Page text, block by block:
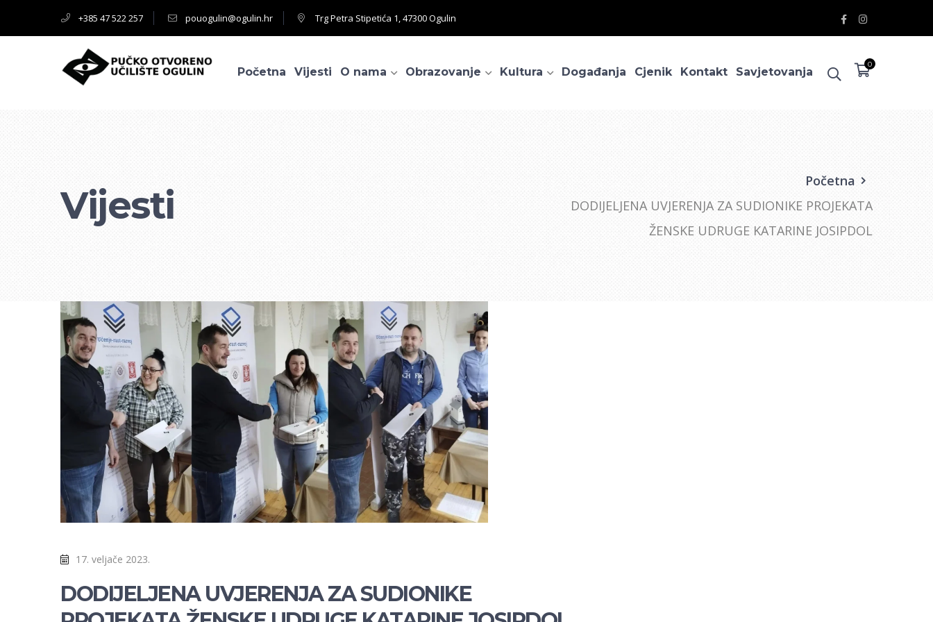
+385 47 522 257 pouogulin@ogulin.hr Trg Petra Stipetića 1, 47300 Ogulin
Facebook
Profile
Instagram
Profile
0
Početna Vijesti O nama Obrazovanje Kultura Događanja Cjenik Kontakt Savjetovanja
Vijesti
Početna
DODIJELJENA UVJERENJA ZA SUDIONIKE PROJEKATA
ŽENSKE UDRUGE KATARINE JOSIPDOL
17. veljače 2023.
DODIJELJENA UVJERENJA ZA SUDIONIKE